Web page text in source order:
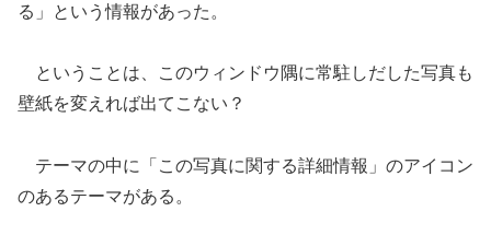
る」という情報があった。
ということは、このウィンドウ隅に常駐しだした写真も
壁紙を変えれば出てこない？
テーマの中に「この写真に関する詳細情報」のアイコン
のあるテーマがある。